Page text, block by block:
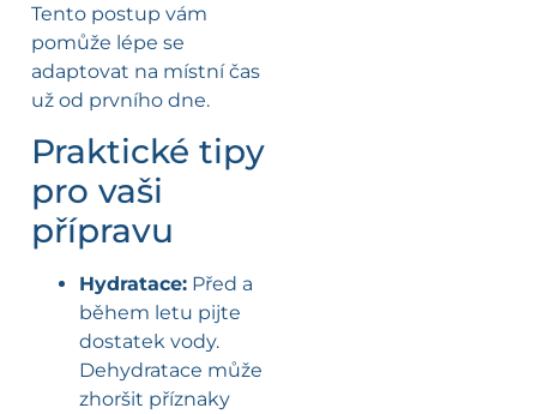
Tento postup vám
pomůže lépe se
adaptovat na místní čas
už od prvního dne.
Praktické tipy
pro vaši
přípravu
Hydratace: Před a
během letu pijte
dostatek vody.
Dehydratace může
zhoršit příznaky